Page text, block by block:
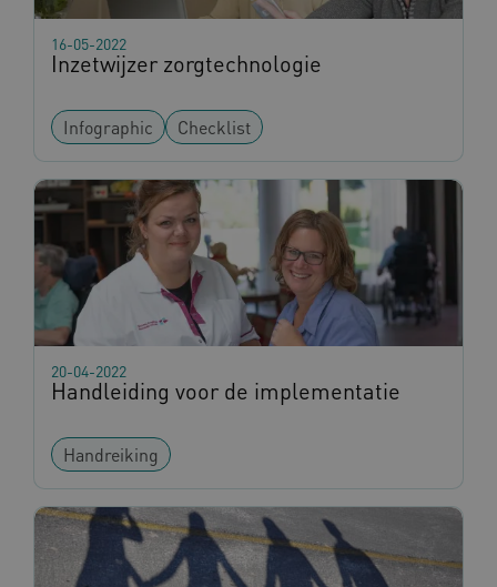
Inzetwijzer zorgtechnologie
16-05-2022
Infographic Checklist
Handleiding voor de implementatie
20-04-2022
Handreiking